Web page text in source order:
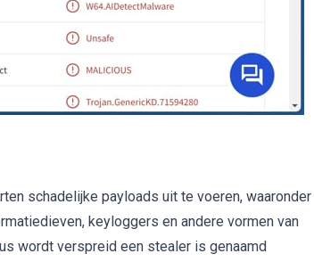
schadelijke payloads uit te voeren, waaronder
keyloggers en andere vormen van
wordt verspreid een stealer is genaamd